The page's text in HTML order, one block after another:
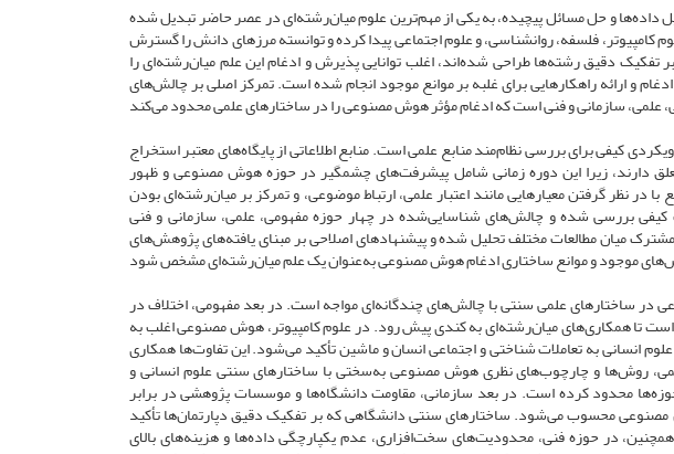
و حل مسائل پیچیده، به یکی از مهم‌ترین علوم میان‌رشته‌ای در عصر حاضر تبدیل شده
کامپیوتر، فلسفه، روانشناسی، و علوم اجتماعی پیدا کرده و توانسته مرزهای دانش را گسترش
تفکیک دقیق رشته‌ها طراحی شده‌اند، اغلب توانایی پذیرش و ادغام این علم میان‌رشته‌ای را
و ارائه راهکارهایی برای غلبه بر موانع موجود انجام شده است. تمرکز اصلی بر چالش‌های
کیفی برای بررسی نظام‌مند منابع علمی است. منابع اطلاعاتی از پایگاه‌های معتبر استخراج
مقالات بررسی‌شده به بازه زمانی 2010 تا 2024 تعلق دارند، زیرا این دوره زمانی شامل پیشرفت‌های چشمگیر در حوزه هوش مصنوعی و ظهور
میان‌رشته‌ای است. از میان 200 منبع اولیه، 40 منبع با در نظر گرفتن معیارهایی مانند اعتبار علمی، ارتباط موضوعی، و تمرکز بر میان‌رشته‌ای بودن
کیفی بررسی شده و چالش‌های شناسایی‌شده در چهار حوزه مفهومی، علمی، سازمانی و فنی
میان مطالعات مختلف تحلیل شده و پیشنهادهای اصلاحی بر مبنای یافته‌های پژوهش‌های
در ساختارهای علمی سنتی با چالش‌های چندگانه‌ای مواجه است. در بعد مفهومی، اختلاف در
تا همکاری‌های میان‌رشته‌ای به کندی پیش رود. در علوم کامپیوتر، هوش مصنوعی اغلب به
انسانی به تعاملات شناختی و اجتماعی انسان و ماشین تأکید می‌شود. این تفاوت‌ها همکاری
روش‌ها و چارچوب‌های نظری هوش مصنوعی به‌سختی با ساختارهای سنتی علوم انسانی و
محدود کرده است. در بعد سازمانی، مقاومت دانشگاه‌ها و موسسات پژوهشی در برابر
محسوب می‌شود. ساختارهای سنتی دانشگاهی که بر تفکیک دقیق دپارتمان‌ها تأکید
در حوزه فنی، محدودیت‌های سخت‌افزاری، عدم یکپارچگی داده‌ها و هزینه‌های بالای